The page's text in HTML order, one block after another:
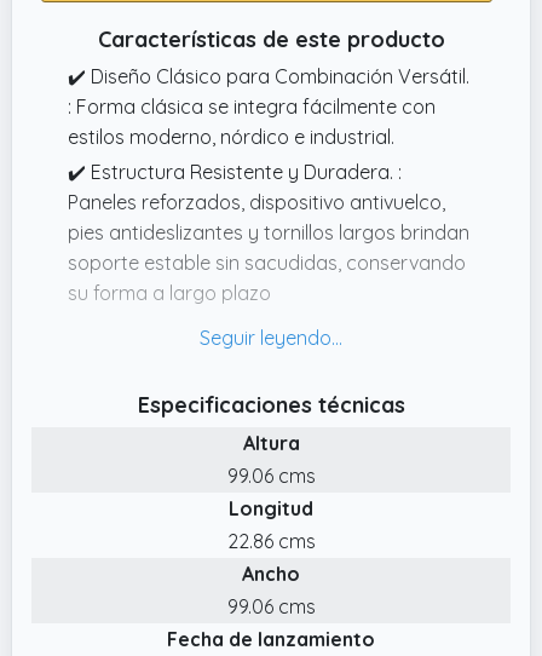
Características de este producto
✔️ Diseño Clásico para Combinación Versátil.
: Forma clásica se integra fácilmente con
estilos moderno, nórdico e industrial.
✔️ Estructura Resistente y Duradera. :
Paneles reforzados, dispositivo antivuelco,
pies antideslizantes y tornillos largos brindan
soporte estable sin sacudidas, conservando
su forma a largo plazo
✔️ Perfil Delgado, Almacenamiento
2030 pares de zapatos.
✔️ Detalles Mejorados para Uso Fluido y
Duradero. : Puerta abatible encaja en
espacios estrechos; Bisagras de calidad
garantizan funcionamiento fluido sin
atascos; Manijas empotradas ofrecen
confort y protección contra golpes
✔️ Fácil de Limpiar. : Paneles impermeables y
Especificaciones técnicas
Altura
99.06 cms
Longitud
22.86 cms
Ancho
99.06 cms
Fecha de lanzamiento